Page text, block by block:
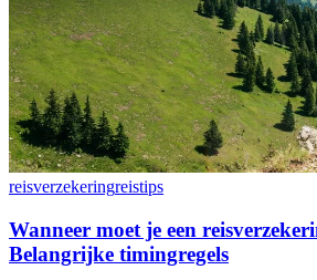
reisverzekeringreistips
Wanneer moet je een
Belangrijke timingregels